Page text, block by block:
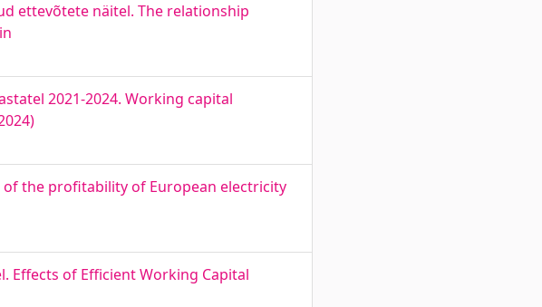
ettevõtete näitel. The relationship
2021-2024. Working capital
the profitability of European electricity
Effects of Efficient Working Capital